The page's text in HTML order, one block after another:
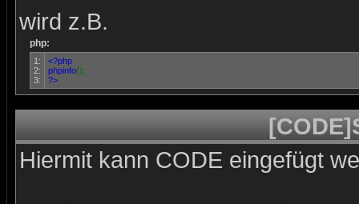
wird z.B.
php:
1:
2:
3:
<?php
phpinfo();
?>
Hiermit kann CODE eingefügt